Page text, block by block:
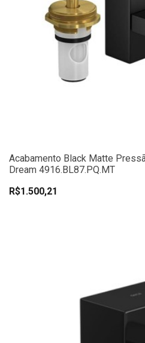
Acabamento Black Matte
Dream 4916.BL87.PQ.MT
R$1.500,21